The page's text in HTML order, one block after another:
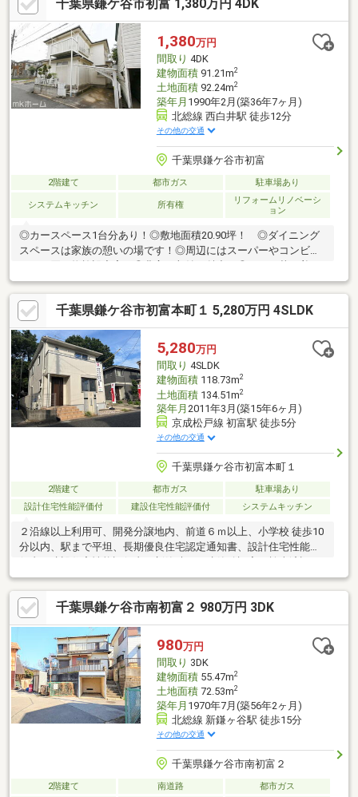
10分圏内にスーパー、コンビニ、ドラッグストア◆◇ご案内・詳
細資料のご請求はお気軽にどうぞ◇◆TEL：047-362-0888【お支
払い例】月々93817円（頭金ナシで購入OK！）（3280万円 /
1.08％ / 35年）今のお家賃と比べていかがでしょうか？
千葉県鎌ケ谷市初富 1,380万円 4DK
1,380万円
間取り 4DK
建物面積91.21m2
土地面積92.24m2
築年月 1990年2月(築36年7ヶ月)
北総線 西白井駅 徒歩12分
その他の交通
千葉県鎌ケ谷市初富
2階建て 都市ガス 駐車場あり
システムキッチン 所有権
リフォームリノベーシ
ョン
◎カースペース1台分あり！◎敷地面積20.90坪！ ◎ダイニング
スペースは家族の憩いの場です！◎周辺にはスーパーやコンビニ
などお買い物施設充実！◎豊富な収納が魅力！◎あると落ち着く
和室には押入も完備されており、客間としてだけでなく収納など
に利用できるスペースです！◎トイレは1F・2Fにございます。忙
しい朝も大活躍です！
千葉県鎌ケ谷市初富本町１ 5,280万円 4SLDK
5,280万円
間取り 4SLDK
建物面積118.73m2
土地面積134.51m2
築年月 2011年3月(築15年6ヶ月)
京成松戸線 初富駅 徒歩5分
その他の交通
千葉県鎌ケ谷市初富本町１
2階建て 都市ガス
駐車場あり
設計住宅性能評価付
建設住宅性能評価付 システムキッチン
２沿線以上利用可、開発分譲地内、前道６ｍ以上、小学校 徒歩10
分以内、駅まで平坦、長期優良住宅認定通知書、設計住宅性能評
新築時・増改築時の設計図、修繕・点検の記録、地盤調査済、即
引渡可、
千葉県鎌ケ谷市南初富２ 980万円 3DK
980万円
間取り 3DK
建物面積55.47m2
土地面積72.53m2
築年月 1970年7月(築56年2ヶ月)
北総線 新鎌ヶ谷駅 徒歩15分
その他の交通
千葉県鎌ケ谷市南初富２
2階建て 南道路 都市ガス